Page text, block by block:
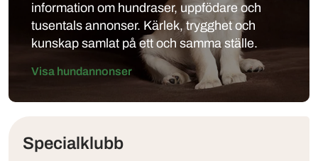
information om hundraser, uppfödare och
tusentals annonser. Kärlek, trygghet och
kunskap samlat på ett och samma ställe.
Visa hundannonser
Specialklubb